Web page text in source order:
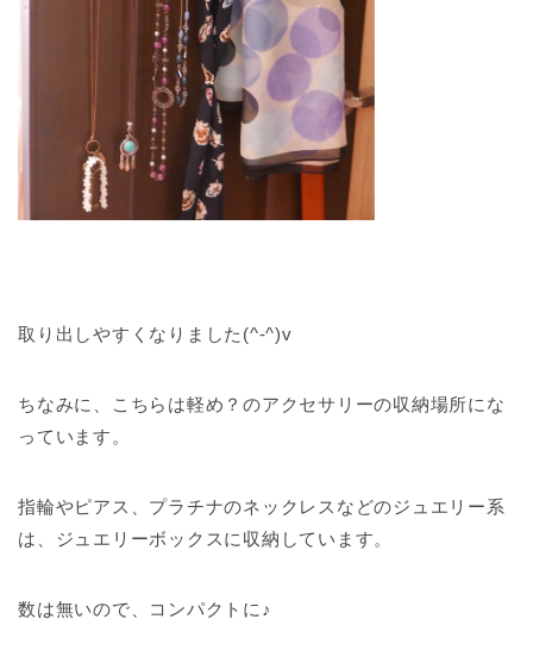
取り出しやすくなりました(^-^)v
ちなみに、こちらは軽め？のアクセサリーの収納場所にな
っています。
指輪やピアス、プラチナのネックレスなどのジュエリー系
は、ジュエリーボックスに収納しています。
数は無いので、コンパクトに♪